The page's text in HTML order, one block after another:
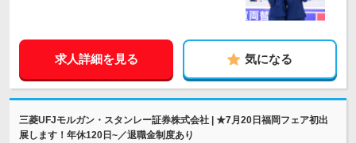
求人詳細を見る 気になる
三菱UFJモルガン・スタンレー証券株式会社 | ★7月20日福岡フェア初出
展します！年休120日~／退職金制度あり